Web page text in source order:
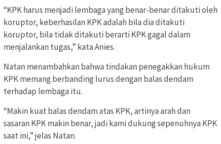
“KPK harus menjadi lembaga yang benar-benar ditakuti oleh
koruptor, keberhasilan KPK adalah bila dia ditakuti
koruptor, bila tidak ditakuti berarti KPK gagal dalam
menjalankan tugas,” kata Anies.
Natan menambahkan bahwa tindakan penegakkan hukum
KPK memang berbanding lurus dengan balas dendam
terhadap lembaga itu.
“Makin kuat balas dendam atas KPK, artinya arah dan
sasaran KPK makin benar, jadi kami dukung sepenuhnya KPK
saat ini,” jelas Natan.